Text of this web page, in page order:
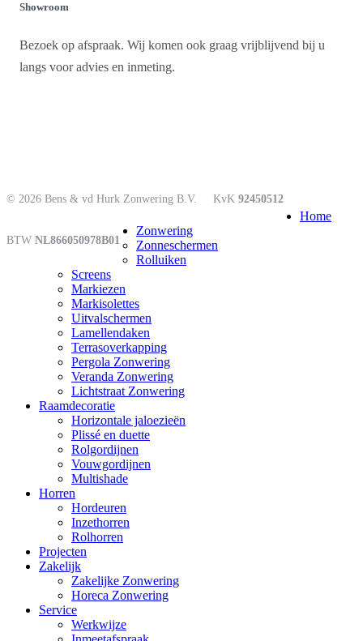
Showroom
Bezoek op afspraak. Wij komen ook graag vrijblijvend bij u
langs voor advies en inmeting.
© 2026 Bens & vd Hurk Zonwering B.V. KvK 92450512
BTW NL866050978B01
Close
Home
Zonwering
Zonneschermen
Rolluiken
Screens
Markiezen
Markisolettes
Uitvalschermen
Lamellendaken
Terrasoverkapping
Pergola Zonwering
Veranda Zonwering
Lichtstraat Zonwering
Raamdecoratie
Horizontale jaloezieën
Plissé en duette
Rolgordijnen
Vouwgordijnen
Multishade
Horren
Hordeuren
Inzethorren
Rolhorren
Projecten
Zakelijk
Zakelijke Zonwering
Horeca Zonwering
Service
Werkwijze